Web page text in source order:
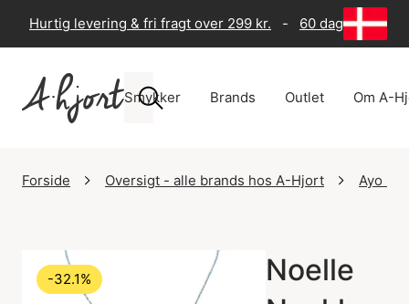
Hurtig levering & fri fragt over 299 kr. - 60 dages
Smykker Brands Outlet Om A-
Forside Oversigt - alle brands hos A-Hjort Ayo
-32.1%
Noelle